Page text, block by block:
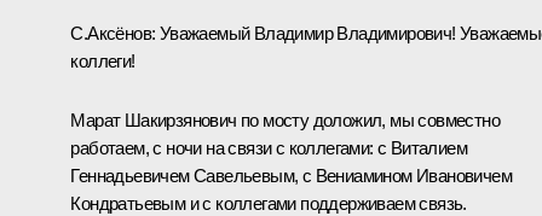
С.Аксёнов: Уважаемый Владимир Владимирович!
коллеги!
Марат Шакирзянович по мосту доложил, мы совместно
работаем, с ночи на связи с коллегами: с Виталием
Геннадьевичем Савельевым, с Вениамином Ивановичем
Кондратьевым и с коллегами поддерживаем связь.